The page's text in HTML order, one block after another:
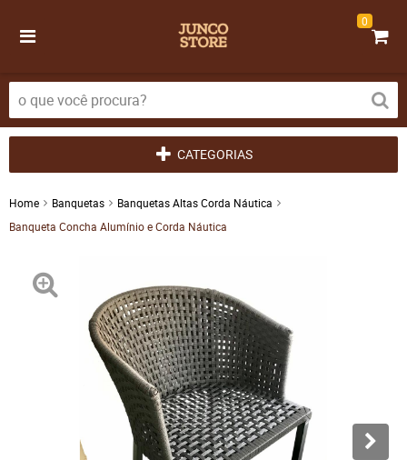
0
CATEGORIAS
Home Banquetas
Banquetas Altas Corda Náutica
Banqueta Concha Alumínio e Corda Náutica